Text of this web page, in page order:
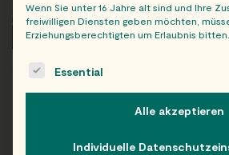
WIEN
Wenn Sie unter 16 Jahre alt sind und Ihre
freiwilligen Diensten geben möchten,
Erziehungsberechtigten um Erlaubnis bitten.
The following is a list of service
Essential
Alle akzeptieren
Individuelle